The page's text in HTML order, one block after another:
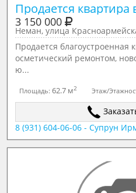
Продается
3 150 000
Неман, улица
Продается благоустроенная
осметический ремонтом,
ю...
Площадь:62.7 м2 Этаж/
8 (931) 604-06-06 - Супрун